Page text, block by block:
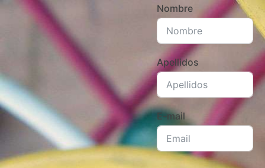
Nombre
Apellidos
E-mail